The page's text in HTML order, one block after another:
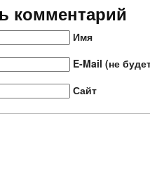
комментарий
Имя
E-Mail (не
Сайт